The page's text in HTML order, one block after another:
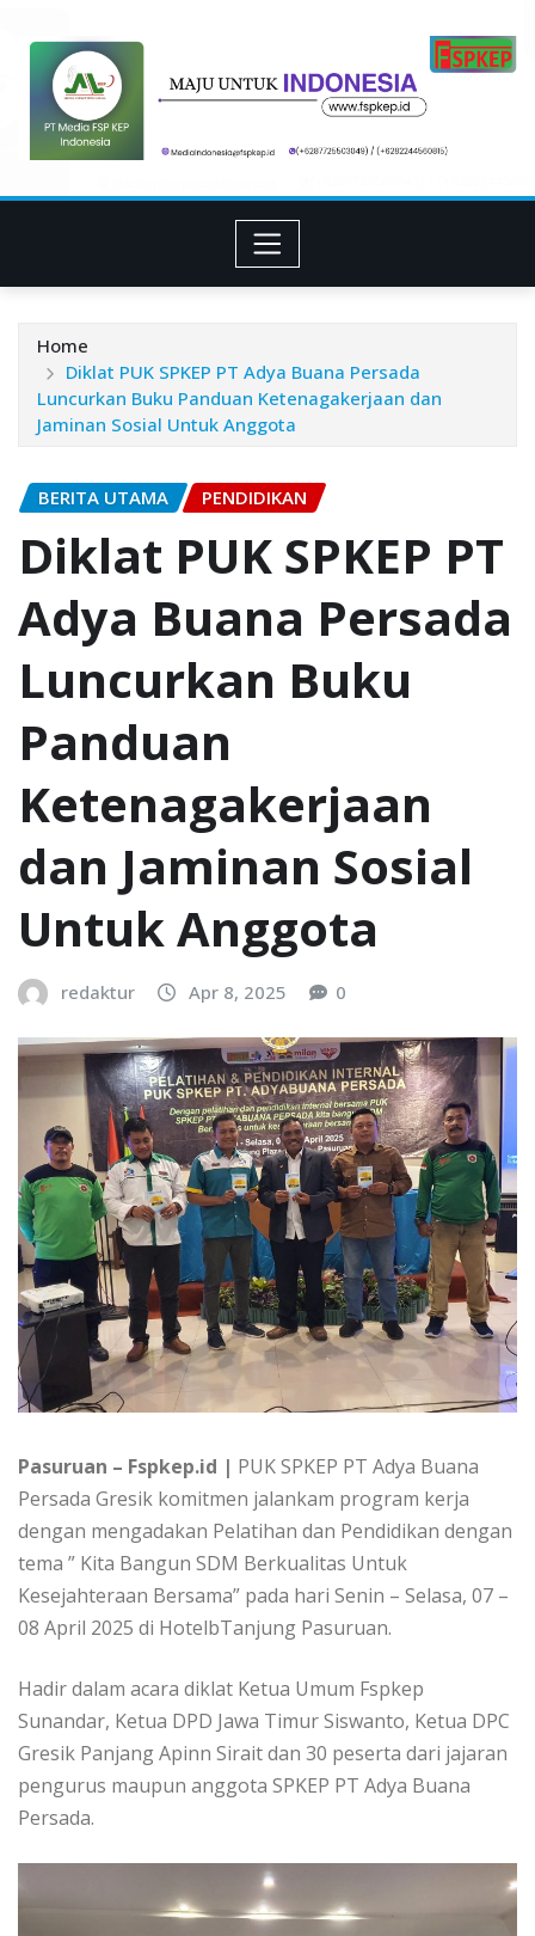
content
Home
Diklat PUK SPKEP PT Adya Buana Persada
Luncurkan Buku Panduan Ketenagakerjaan dan
Jaminan Sosial Untuk Anggota
BERITA UTAMA PENDIDIKAN
Diklat PUK SPKEP PT
Adya Buana Persada
Luncurkan Buku
Panduan
Ketenagakerjaan
dan Jaminan Sosial
Untuk Anggota
redaktur Apr 8, 2025 0
Pasuruan – Fspkep.id | PUK SPKEP PT Adya Buana
Persada Gresik komitmen jalankam program kerja
dengan mengadakan Pelatihan dan Pendidikan dengan
tema ” Kita Bangun SDM Berkualitas Untuk
Kesejahteraan Bersama” pada hari Senin – Selasa, 07 –
08 April 2025 di HotelbTanjung Pasuruan.
Hadir dalam acara diklat Ketua Umum Fspkep
Sunandar, Ketua DPD Jawa Timur Siswanto, Ketua DPC
Gresik Panjang Apinn Sirait dan 30 peserta dari jajaran
pengurus maupun anggota SPKEP PT Adya Buana
Persada.